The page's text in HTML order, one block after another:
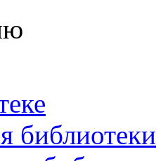
библиотеки